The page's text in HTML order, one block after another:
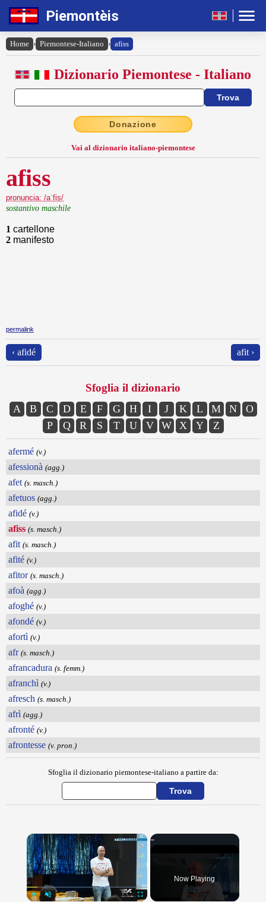
Piemontèis
Home › Piemontese-Italiano › afiss
Dizionario Piemontese - Italiano
Donazione
Vai al dizionario italiano-piemontese
afiss
pronuncia: /aˈfis/
sostantivo maschile
1 cartellone
2 manifesto
permalink
‹ afidé afit ›
Sfoglia il dizionario
A B C D E F G H I J K L M N
O
P
Q R S T U V W X Y Z
afermé (v.)
afessionà (agg.)
afet (s. masch.)
afetuos (agg.)
afidé (v.)
afiss (s. masch.)
afit (s. masch.)
afité (v.)
afitor (s. masch.)
afoà (agg.)
afoghé (v.)
afondé (v.)
afortì (v.)
afr (s. masch.)
afrancadura (s. femm.)
afranchì (v.)
afresch (s. masch.)
afrì (agg.)
afronté (v.)
afrontesse (v. pron.)
Sfoglia il dizionario piemontese-italiano a partire da:
×
Now Playing